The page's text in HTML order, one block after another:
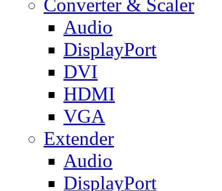
Converter & Scaler
Audio
DisplayPort
DVI
HDMI
VGA
Extender
Audio
DisplayPort